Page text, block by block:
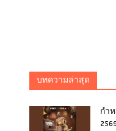
บทความล่าสุด
กำ